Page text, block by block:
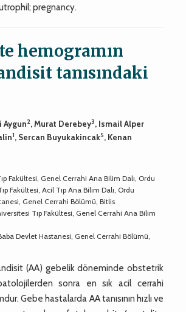
pregnancy.
hemogramın
tanısındaki
Aygun2, Murat Derebey3, Ismail Alper
1, Sercan Buyukakincak5, Kenan
Fakültesi, Genel Cerrahi Ana Bilim Dalı, Ordu
Fakültesi, Acil Tıp Ana Bilim Dalı, Ordu
Genel Cerrahi Bölümü, Bitlis
Tıp Fakültesi, Genel Cerrahi Ana Bilim
Devlet Hastanesi, Genel Cerrahi Bölümü,
(AA) gebelik döneminde obstetrik
sonra en sık acil cerrahi
Gebe hastalarda AA tanısının hızlı ve